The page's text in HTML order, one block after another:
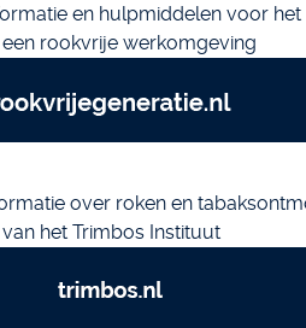
en hulpmiddelen voor het
rookvrije werkomgeving
over roken en
van het Trimbos Instituut